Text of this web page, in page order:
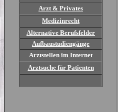
Arzt & Privates
Medizinrecht
Alternative Berufsfelder
Aufbaustudiengänge
Arztstellen im Internet
Arztsuche für Patienten